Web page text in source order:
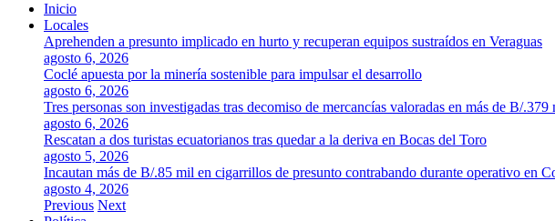
Inicio
Locales
Aprehenden a presunto implicado en hurto y recuperan equipos sustraídos en Veraguas
agosto 6, 2026
Coclé apuesta por la minería sostenible para impulsar el desarrollo
agosto 6, 2026
Tres personas son investigadas tras decomiso de mercancías valoradas en más de B/.379
agosto 6, 2026
Rescatan a dos turistas ecuatorianos tras quedar a la deriva en Bocas del Toro
agosto 5, 2026
Incautan más de B/.85 mil en cigarrillos de presunto contrabando durante operativo en
agosto 4, 2026
Previous Next